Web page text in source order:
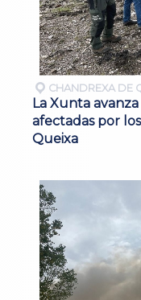
CHANDREXA DE
La Xunta
afectadas por
Queixa